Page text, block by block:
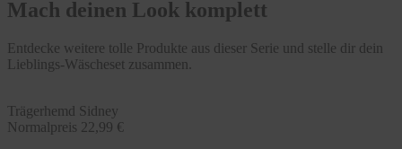
Mach deinen Look komplett
Entdecke weitere tolle Produkte aus dieser Serie und stelle dir dein
Lieblings-Wäscheset zusammen.
Trägerhemd Sidney
Normalpreis 22,99 €